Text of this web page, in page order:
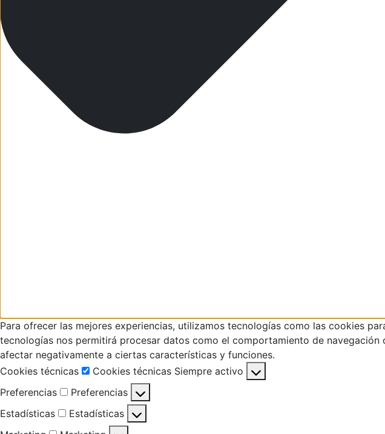
Para ofrecer las mejores experiencias, utilizamos tecnologías como las cookies
tecnologías nos permitirá procesar datos como el comportamiento de
afectar negativamente a ciertas características y funciones.
Cookies técnicas
Cookies técnicas Siempre activo
Preferencias
Preferencias
Estadísticas
Estadísticas